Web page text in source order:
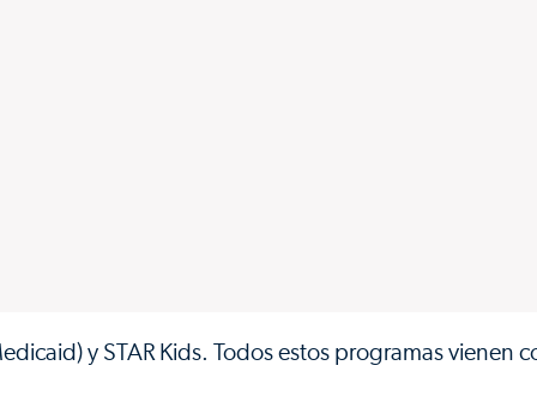
y STAR Kids. Todos estos programas vienen